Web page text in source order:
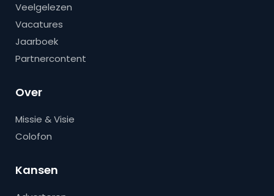
Veelgelezen
Vacatures
Jaarboek
Partnercontent
Over
Missie & Visie
Colofon
Kansen